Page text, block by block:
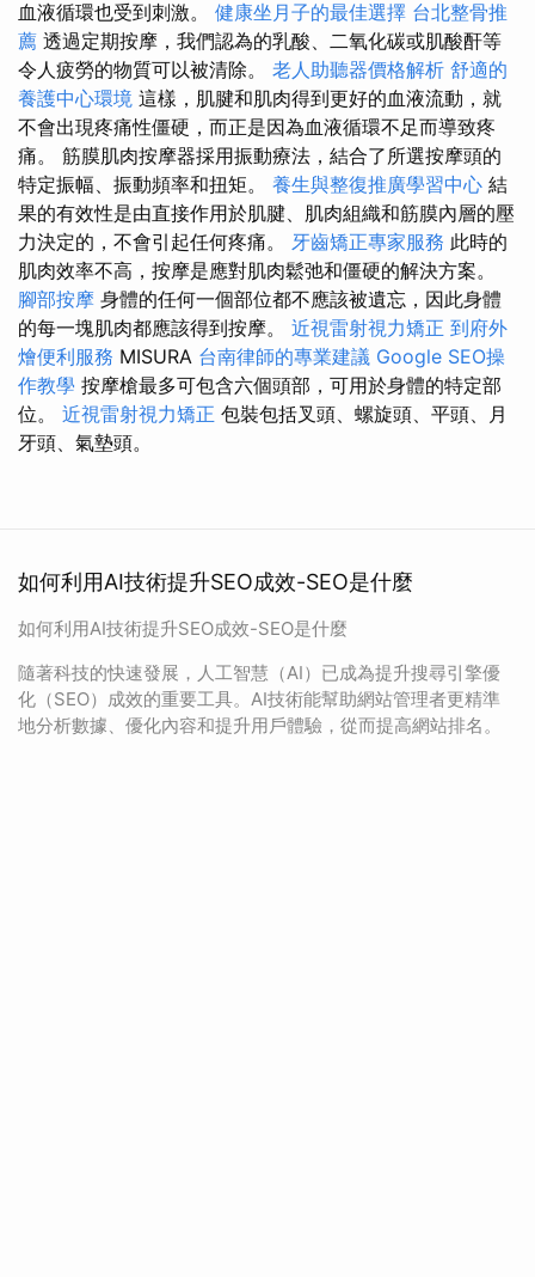
血液循環也受到刺激。 健康坐月子的最佳選擇 台北整骨推
薦 透過定期按摩，我們認為的乳酸、二氧化碳或肌酸酐等
令人疲勞的物質可以被清除。 老人助聽器價格解析 舒適的
養護中心環境 這樣，肌腱和肌肉得到更好的血液流動，就
不會出現疼痛性僵硬，而正是因為血液循環不足而導致疼
痛。 筋膜肌肉按摩器採用振動療法，結合了所選按摩頭的
特定振幅、振動頻率和扭矩。 養生與整復推廣學習中心 結
果的有效性是由直接作用於肌腱、肌肉組織和筋膜內層的壓
力決定的，不會引起任何疼痛。 牙齒矯正專家服務 此時的
肌肉效率不高，按摩是應對肌肉鬆弛和僵硬的解決方案。
腳部按摩 身體的任何一個部位都不應該被遺忘，因此身體
的每一塊肌肉都應該得到按摩。 近視雷射視力矯正 到府外
燴便利服務 MISURA 台南律師的專業建議 Google SEO操
作教學 按摩槍最多可包含六個頭部，可用於身體的特定部
位。 近視雷射視力矯正 包裝包括叉頭、螺旋頭、平頭、月
牙頭、氣墊頭。
如何利用AI技術提升SEO成效-SEO是什麼
如何利用AI技術提升SEO成效-SEO是什麼
隨著科技的快速發展，人工智慧（AI）已成為提升搜尋引擎優
化（SEO）成效的重要工具。AI技術能幫助網站管理者更精準
地分析數據、優化內容和提升用戶體驗，從而提高網站排名。